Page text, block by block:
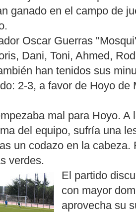
ganado en el campo de
Oscar Guerras
Dani, Toni, Ahmed,
han tenidos sus
2-3, a favor de Hoyo de
mal para Hoyo.
del equipo, sufría una
un codazo en la
verdes.
El partido
con mayor
aprovecha su